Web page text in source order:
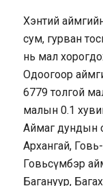
Хэнтий
сум, гурван
нь мал
Одоогоор
6779 толгой
малын 0.1
Аймаг дундын
Архангай,
Говьсүмбэр
Багануур,